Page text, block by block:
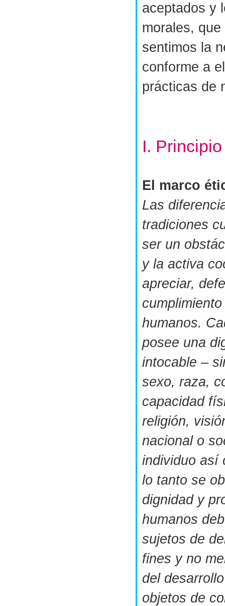
aceptados y
morales,
sentimos la
conforme a
prácticas de
I.
El marco
Las
tradiciones
ser un
y la activa
apreciar,
humanos.
posee una
intocable –
sexo, raza,
capacidad
religión,
nacional o
individuo así
lo tanto se
dignidad y
humanos
sujetos de
fines y no
del
objetos de